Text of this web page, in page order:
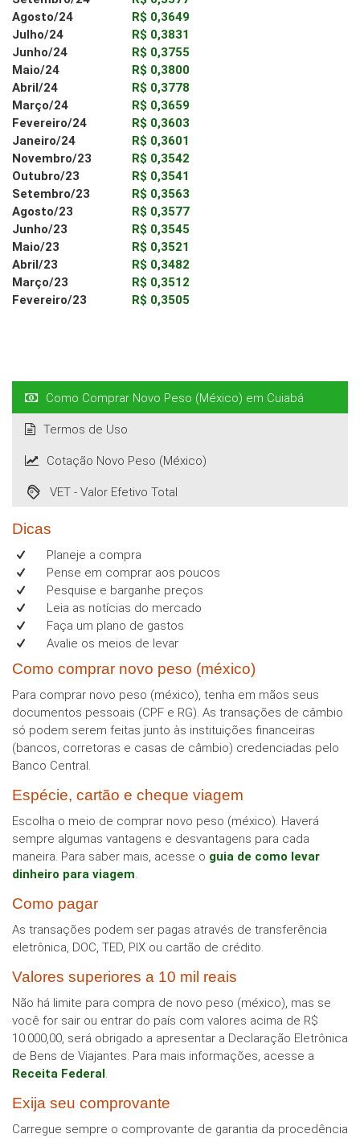
Agosto/24
R$ 0,3649
Julho/24
R$ 0,3831
Junho/24
R$ 0,3755
Maio/24
R$ 0,3800
Abril/24
R$ 0,3778
Março/24
R$ 0,3659
Fevereiro/24
R$ 0,3603
Janeiro/24
R$ 0,3601
Novembro/23
R$ 0,3542
Outubro/23
R$ 0,3541
Setembro/23
R$ 0,3563
Agosto/23
R$ 0,3577
Junho/23
R$ 0,3545
Maio/23
R$ 0,3521
Abril/23
R$ 0,3482
Março/23
R$ 0,3512
Fevereiro/23
R$ 0,3505
Como Comprar Novo Peso (México) em Cuiabá
Termos de Uso
Cotação Novo Peso (México)
VET - Valor Efetivo Total
Dicas
Planeje a compra
Pense em comprar aos poucos
Pesquise e barganhe preços
Leia as notícias do mercado
Faça um plano de gastos
Avalie os meios de levar
Como comprar novo peso (méxico)
Para comprar novo peso (méxico), tenha em mãos seus
documentos pessoais (CPF e RG). As transações de câmbio
só podem serem feitas junto às instituições financeiras
(bancos, corretoras e casas de câmbio) credenciadas pelo
Banco Central.
Espécie, cartão e cheque viagem
Escolha o meio de comprar novo peso (méxico). Haverá
sempre algumas vantagens e desvantagens para cada
maneira. Para saber mais, acesse o guia de como levar
dinheiro para viagem.
Como pagar
As transações podem ser pagas através de transferência
eletrônica, DOC, TED, PIX ou cartão de crédito.
Valores superiores a 10 mil reais
Não há limite para compra de novo peso (méxico), mas se
você for sair ou entrar do país com valores acima de R$
10.000,00, será obrigado a apresentar a Declaração Eletrônica
de Bens de Viajantes. Para mais informações, acesse a
Receita Federal.
Exija seu comprovante
Carregue sempre o comprovante de garantia da procedência